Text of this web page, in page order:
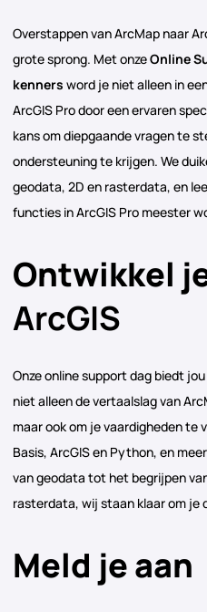
Overstappen van ArcMap naar
grote sprong. Met onzeOnline
kenners word je niet alleen in
ArcGIS Pro door een ervaren
kans om diepgaande vragen te
ondersteuning te krijgen. We
geodata, 2D en rasterdata, en
functies in ArcGIS Pro meester
Ontwikkel
ArcGIS
Onze online support dag biedt
niet alleen de vertaalslag van
maar ook om je vaardigheden te
Basis, ArcGIS en Python, en
van geodata tot het begrijpen
rasterdata, wij staan klaar om je
Meld je aan